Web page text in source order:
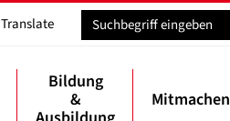
Translate
Bildung
&
Mitmachen